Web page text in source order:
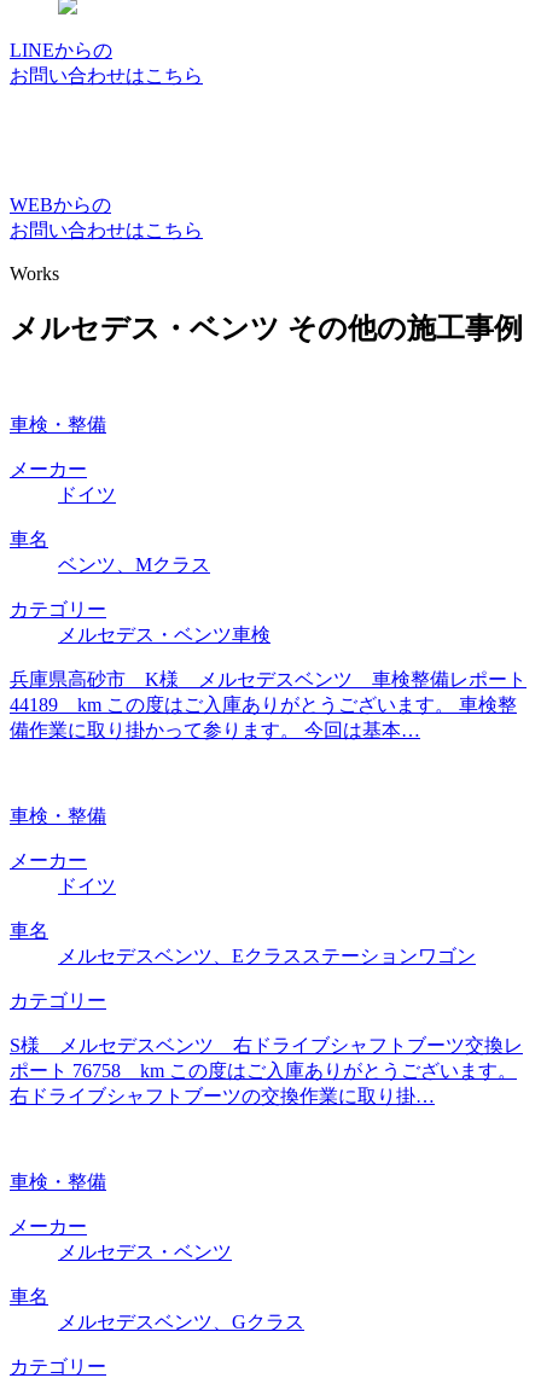
LINEからの
お問い合わせはこちら
WEBからの
お問い合わせはこちら
Works
メルセデス・ベンツ その他の施工事例
車検・整備
メーカー
ドイツ
車名
ベンツ、Mクラス
カテゴリー
メルセデス・ベンツ車検
兵庫県高砂市 K様 メルセデスベンツ 車検整備レポート
44189 km この度はご入庫ありがとうございます。 車検整
備作業に取り掛かって参ります。 今回は基本…
車検・整備
メーカー
ドイツ
車名
メルセデスベンツ、Eクラスステーションワゴン
カテゴリー
S様 メルセデスベンツ 右ドライブシャフトブーツ交換レ
ポート 76758 km この度はご入庫ありがとうございます。
右ドライブシャフトブーツの交換作業に取り掛…
車検・整備
メーカー
メルセデス・ベンツ
車名
メルセデスベンツ、Gクラス
カテゴリー